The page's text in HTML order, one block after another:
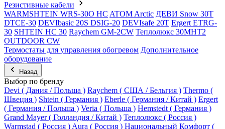
Резистивные кабели
WARMSHTEIN WRS-30O HC ATOM Arctic ДЕВИ Snow 30T
DTCE-30 DEVIbasic 20S DSIG-20 DEVIsafe 20T Ergert ETRG-
30 SHTEIN HC 30 Raychem GM-2CW Теплолюкс 30МНТ2
OUTDOOR CW
Термостаты для управления обогревом Дополнительное
оборудование
Назад
Выбор по бренду
Devi ( Дания / Польша ) Raychem ( США / Бельгия ) Thermo (
Швеция ) Shtein ( Германия ) Eberle ( Германия / Китай ) Ergert
( Германия / Польша ) Veria ( Польша ) Hemstedt ( Германия )
Grand Mayer ( Голландия / Китай ) Теплолюкс ( Россия )
Warmstad ( Россия ) Aura ( Россия ) Национальный Комфорт (